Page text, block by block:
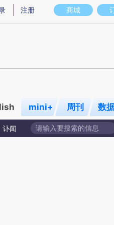
图存在偏差。不代表财新观点和立场
商城
注册
mini+ 周刊 数
讣闻